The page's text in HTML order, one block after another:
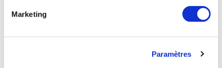
Marketing
Paramètres